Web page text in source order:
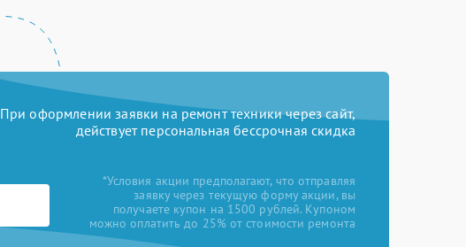
При оформлении заявки на ремонт техники через сайт,
действует персональная бессрочная скидка
*Условия акции предполагают, что отправляя
заявку через текущую форму акции, вы
получаете купон на 1500 рублей. Купоном
можно оплатить до 25% от стоимости ремонта